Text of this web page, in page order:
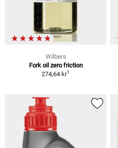
Wilbers
Fork oil zero friction
274,64 kr1